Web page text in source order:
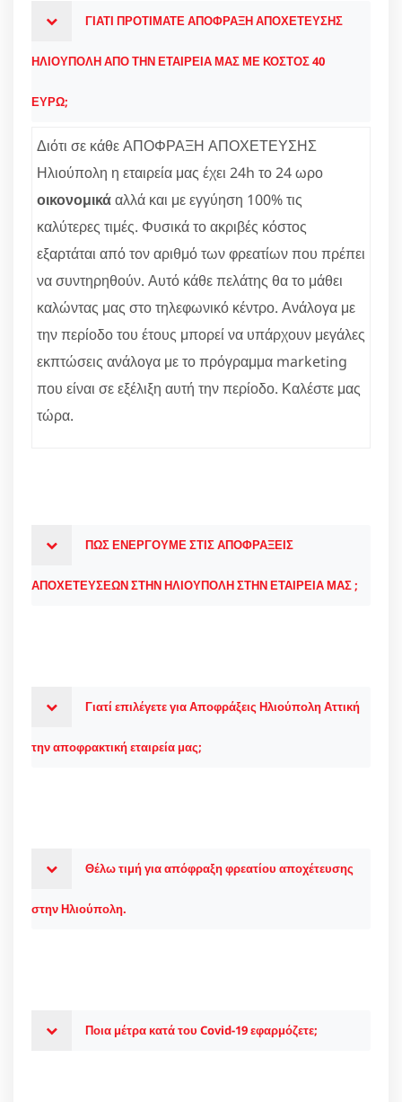
ΓΙΑΤΙ ΠΡΟΤΙΜΑΤΕ ΑΠΟΦΡΑΞΗ ΑΠΟΧΕΤΕΥΣΗΣ
ΗΛΙΟΥΠΟΛΗ ΑΠΟ ΤΗΝ ΕΤΑΙΡΕΙΑ ΜΑΣ ΜΕ ΚΟΣΤΟΣ 40
ΕΥΡΩ;
Διότι σε κάθε ΑΠΟΦΡΑΞΗ ΑΠΟΧΕΤΕΥΣΗΣ
Ηλιούπολη η εταιρεία μας έχει 24h το 24 ωρο
οικονομικάαλλά και με εγγύηση 100% τις
καλύτερες τιμές. Φυσικά το ακριβές κόστος
εξαρτάται από τον αριθμό των φρεατίων που πρέπει
να συντηρηθούν. Αυτό κάθε πελάτης θα το μάθει
καλώντας μας στο τηλεφωνικό κέντρο. Ανάλογα με
την περίοδο του έτους μπορεί να υπάρχουν μεγάλες
εκπτώσεις ανάλογα με το πρόγραμμα marketing
που είναι σε εξέλιξη αυτή την περίοδο. Καλέστε μας
τώρα.
ΠΩΣ ΕΝΕΡΓΟΥΜΕ ΣΤΙΣ ΑΠΟΦΡΑΞΕΙΣ
ΑΠΟΧΕΤΕΥΣΕΩΝ ΣΤΗΝ ΗΛΙΟΥΠΟΛΗ ΣΤΗΝ ΕΤΑΙΡΕΙΑ ΜΑΣ ;
Γιατί επιλέγετε για Αποφράξεις Ηλιούπολη Αττική
την αποφρακτική εταιρεία μας;
Θέλω τιμή για απόφραξη φρεατίου αποχέτευσης
στην Ηλιούπολη.
Ποια μέτρα κατά του Covid-19 εφαρμόζετε;